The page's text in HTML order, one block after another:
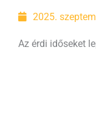
2025.
Az érdi időseket